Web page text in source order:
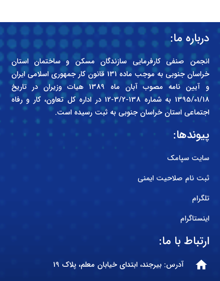
درباره ما:
انجمن صنفی کارفرمایی سازندگان مسکن و ساختمان استان
خراسان جنوبی به موجب ماده 131 قانون کار جمهوری اسلامی ایران
و آیین نامه مصوب آبان ماه 1389 هیات وزیران در تاریخ
1395/01/18 به شماره 138-3/2-12 در اداره کل تعاون، کار و رفاه
اجتماعی استان خراسان جنوبی به ثبت رسیده است.
پیوندها:
سایت سپامک
ثبت نام صلاحیت ایمنی
تلگرام
اینستاگرام
ارتباط با ما:
home آدرس: بیرجند، ابتدای خیابان معلم، پلاک 19